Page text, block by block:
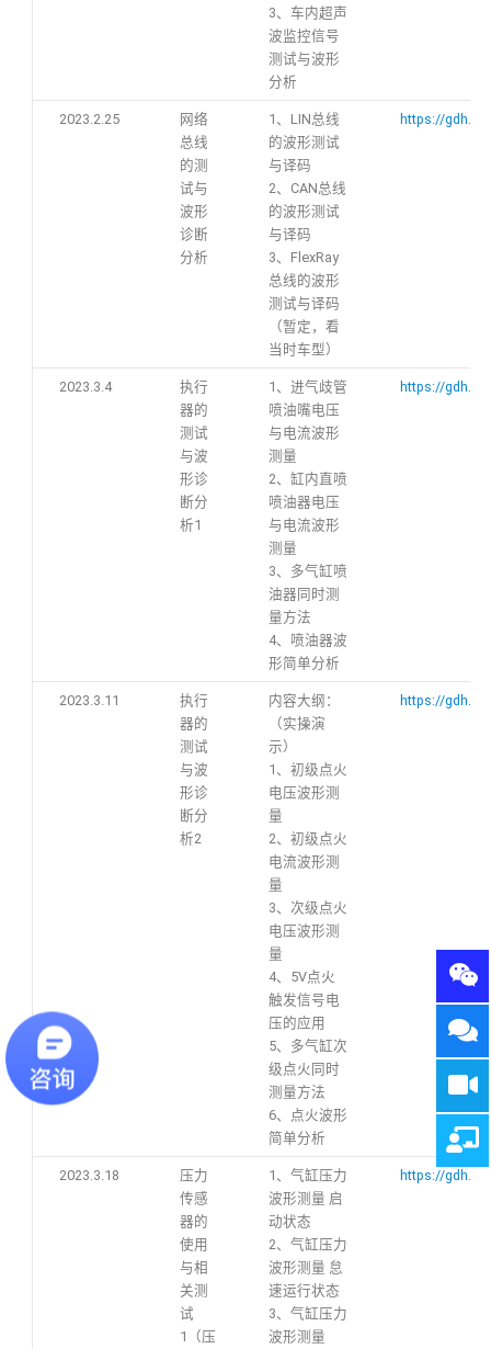
3、车内超声
波监控信号
测试与波形
分析
2023.2.25
网络
总线
的测
试与
波形
诊断
分析
1、LIN总线
的波形测试
与译码
2、CAN总线
的波形测试
与译码
3、FlexRay
总线的波形
测试与译码
（暂定，看
当时车型）
https://
2023.3.4
执行
器的
测试
与波
形诊
断分
析1
1、进气歧管
喷油嘴电压
与电流波形
测量
2、缸内直喷
喷油器电压
与电流波形
测量
3、多气缸喷
油器同时测
量方法
4、喷油器波
形简单分析
https://
2023.3.11
执行
器的
测试
与波
形诊
断分
析2
内容大纲：
（实操演
示）
1、初级点火
电压波形测
量
2、初级点火
电流波形测
量
3、次级点火
电压波形测
量
4、5V点火
触发信号电
压的应用
5、多气缸次
级点火同时
测量方法
6、点火波形
简单分析
https://
2023.3.18
压力
传感
器的
使用
与相
关测
试
1（压
1、气缸压力
波形测量 启
动状态
2、气缸压力
波形测量 怠
速运行状态
3、气缸压力
波形测量
https://